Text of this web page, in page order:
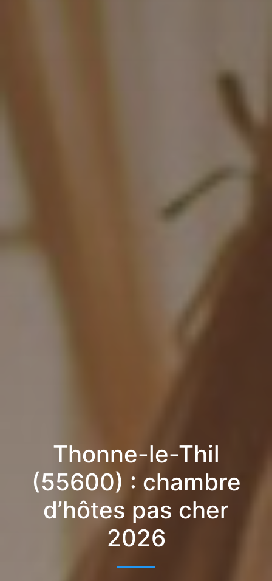
Thonne-le-Thil
(55600) : chambre
d’hôtes pas cher
2026